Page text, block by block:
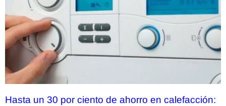
Hasta un 30 por ciento de ahorro en calefacción: